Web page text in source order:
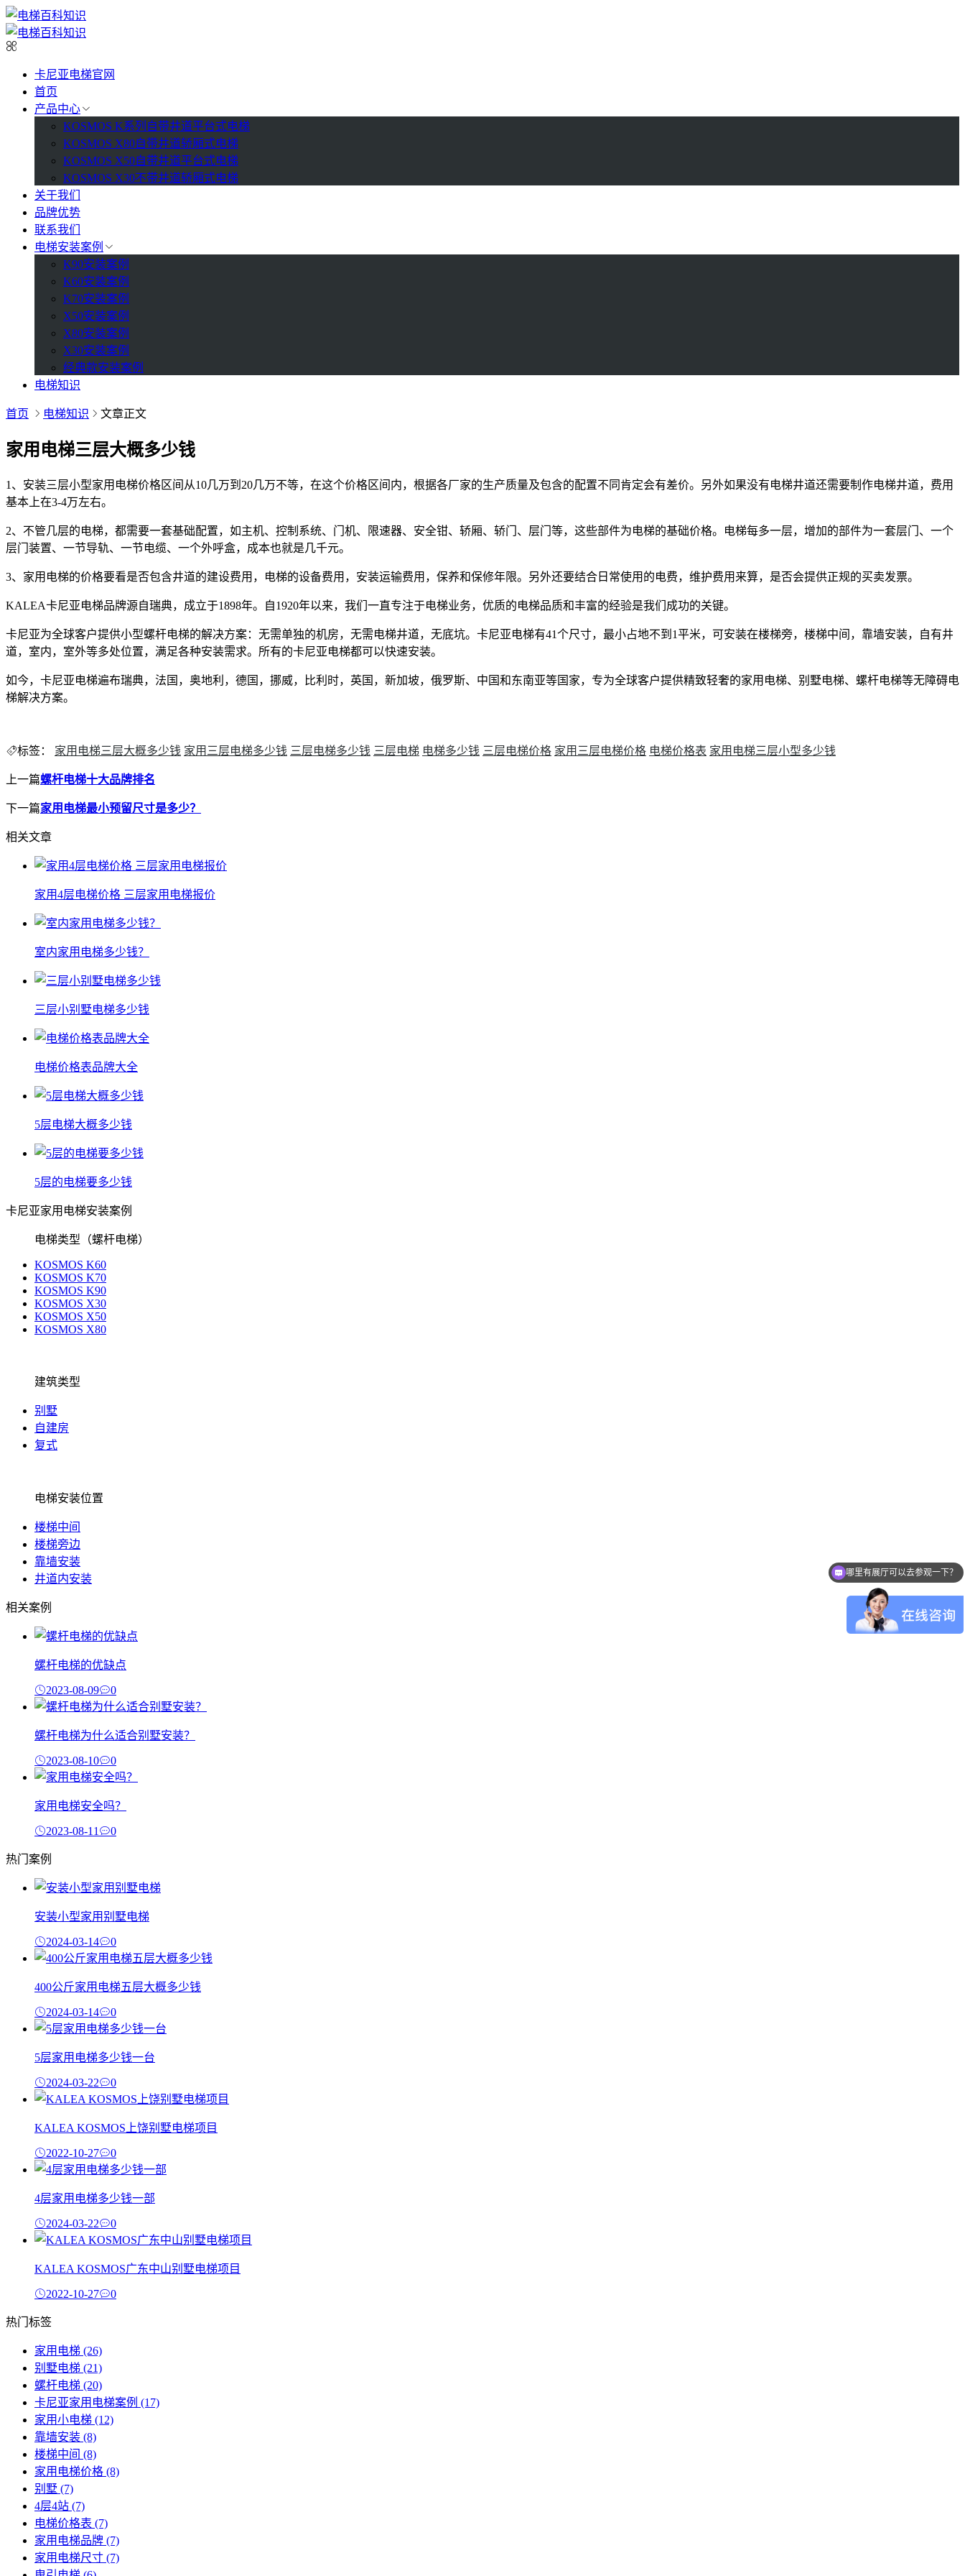
卡尼亚电梯官网
首页
产品中心
KOSMOS K系列自带井道平台式电梯
KOSMOS X80自带井道轿厢式电梯
KOSMOS X50自带井道平台式电梯
KOSMOS X30不带井道轿厢式电梯
关于我们
品牌优势
联系我们
电梯安装案例
K90安装案例
K60安装案例
K70安装案例
X50安装案例
X80安装案例
X30安装案例
经典款安装案例
电梯知识
首页 电梯知识 文章正文
家用电梯三层大概多少钱
1、安装三层小型家用电梯价格区间从10几万到20几万不等，在这个价格区间内，根据各厂家的生产质量及包含的配置不同肯定会有差价。另外如果没有电梯井道还需要制作电梯井道，费用
基本上在3-4万左右。
2、不管几层的电梯，都需要一套基础配置，如主机、控制系统、门机、限速器、安全钳、轿厢、轿门、层门等，这些部件为电梯的基础价格。电梯每多一层，增加的部件为一套层门、一个
层门装置、一节导轨、一节电缆、一个外呼盒，成本也就是几千元。
3、家用电梯的价格要看是否包含井道的建设费用，电梯的设备费用，安装运输费用，保养和保修年限。另外还要结合日常使用的电费，维护费用来算，是否会提供正规的买卖发票。
KALEA卡尼亚电梯品牌源自瑞典，成立于1898年。自1920年以来，我们一直专注于电梯业务，优质的电梯品质和丰富的经验是我们成功的关键。
卡尼亚为全球客户提供小型螺杆电梯的解决方案：无需单独的机房，无需电梯井道，无底坑。卡尼亚电梯有41个尺寸，最小占地不到1平米，可安装在楼梯旁，楼梯中间，靠墙安装，自有井
道，室内，室外等多处位置，满足各种安装需求。所有的卡尼亚电梯都可以快速安装。
如今，卡尼亚电梯遍布瑞典，法国，奥地利，德国，挪威，比利时，英国，新加坡，俄罗斯、中国和东南亚等国家，专为全球客户提供精致轻奢的家用电梯、别墅电梯、螺杆电梯等无障碍电
梯解决方案。
标签： 家用电梯三层大概多少钱 家用三层电梯多少钱 三层电梯多少钱 三层电梯 电梯多少钱 三层电梯价格 家用三层电梯价格 电梯价格表 家用电梯三层小型多少钱
上一篇螺杆电梯十大品牌排名
下一篇家用电梯最小预留尺寸是多少？
相关文章
家用4层电梯价格 三层家用电梯报价
室内家用电梯多少钱？
三层小别墅电梯多少钱
电梯价格表品牌大全
5层电梯大概多少钱
5层的电梯要多少钱
卡尼亚家用电梯安装案例
电梯类型（螺杆电梯）
KOSMOS K60
KOSMOS K70
KOSMOS K90
KOSMOS X30
KOSMOS X50
KOSMOS X80
建筑类型
别墅
自建房
复式
电梯安装位置
楼梯中间
楼梯旁边
靠墙安装
井道内安装
相关案例
螺杆电梯的优缺点
2023-08-09 0
螺杆电梯为什么适合别墅安装？
2023-08-10 0
家用电梯安全吗？
2023-08-11 0
热门案例
安装小型家用别墅电梯
2024-03-14 0
400公斤家用电梯五层大概多少钱
2024-03-14 0
5层家用电梯多少钱一台
2024-03-22 0
KALEA KOSMOS上饶别墅电梯项目
2022-10-27 0
4层家用电梯多少钱一部
2024-03-22 0
KALEA KOSMOS广东中山别墅电梯项目
2022-10-27 0
热门标签
家用电梯 (26)
别墅电梯 (21)
螺杆电梯 (20)
卡尼亚家用电梯案例 (17)
家用小电梯 (12)
靠墙安装 (8)
楼梯中间 (8)
家用电梯价格 (8)
别墅 (7)
4层4站 (7)
电梯价格表 (7)
家用电梯品牌 (7)
家用电梯尺寸 (7)
哪里有展厅可以去参观一下？